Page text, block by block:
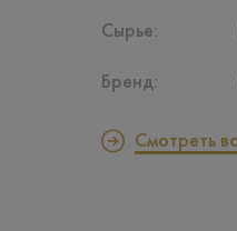
Сырье:
Бренд:
Смотреть